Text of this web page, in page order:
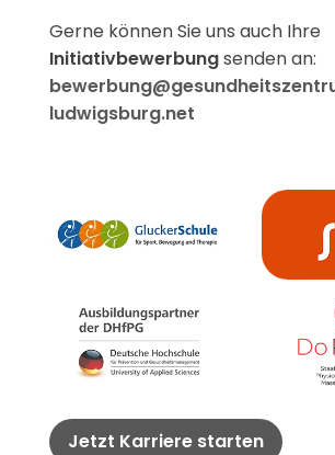
Gerne können Sie uns auch Ihre
Initiativbewerbungsenden an:
ludwigsburg.net
Jetzt Karriere starten